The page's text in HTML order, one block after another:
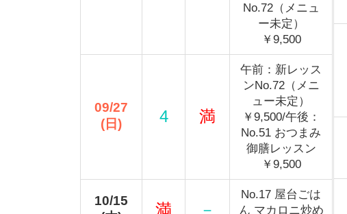
No.72（メニュ
ー未定）
￥9,500
09/27
(日)
4 満
午前：新レッス
ンNo.72（メニ
ュー未定）
￥9,500/午後：
No.51 おつまみ
御膳レッスン
￥9,500
10/15
満 －
No.17 屋台ごは
ん マカロニ炒め